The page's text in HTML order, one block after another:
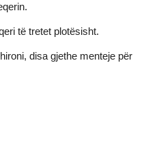
të tretet plotësisht.
disa gjethe menteje për